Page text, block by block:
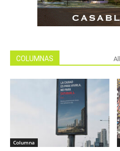
COLUMNAS All
Columna